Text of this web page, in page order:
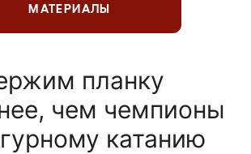
МАТЕРИАЛЫ
планку
чем чемпионы
катанию